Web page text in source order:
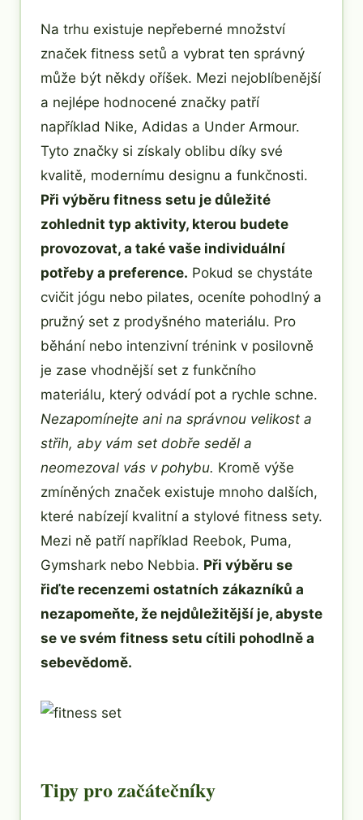
Na trhu existuje nepřeberné množství
značek fitness setů a vybrat ten správný
může být někdy oříšek. Mezi nejoblíbenější
a nejlépe hodnocené značky patří
například Nike, Adidas a Under Armour.
Tyto značky si získaly oblibu díky své
kvalitě, modernímu designu a funkčnosti.
Při výběru fitness setu je důležité
zohlednit typ aktivity, kterou budete
provozovat, a také vaše individuální
potřeby a preference. Pokud se chystáte
cvičit jógu nebo pilates, oceníte pohodlný a
pružný set z prodyšného materiálu. Pro
běhání nebo intenzivní trénink v posilovně
je zase vhodnější set z funkčního
materiálu, který odvádí pot a rychle schne.
Nezapomínejte ani na správnou velikost a
střih, aby vám set dobře seděl a
neomezoval vás v pohybu. Kromě výše
zmíněných značek existuje mnoho dalších,
které nabízejí kvalitní a stylové fitness sety.
Mezi ně patří například Reebok, Puma,
Gymshark nebo Nebbia. Při výběru se
řiďte recenzemi ostatních zákazníků a
nezapomeňte, že nejdůležitější je, abyste
se ve svém fitness setu cítili pohodlně a
sebevědomě.
Tipy pro začátečníky